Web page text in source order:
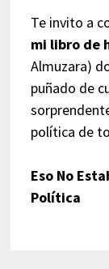
Te invito a
mi libro de
Almuzara)
puñado de
política de
Eso No
Política